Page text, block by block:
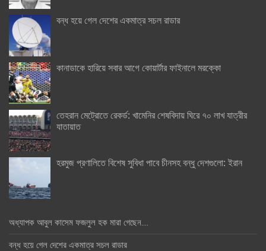
বন্ধ হয়ে গেল দেশের একমাত্র সচল রাডার
কানাডাকে হারিয়ে সবার আগে কোয়ার্টার ফাইনালে মরক্কো
তেহরান মেট্রোতে রেকর্ড: খামেনির শেষবিদায় ঘিরে ৭০ লাখ যাত্রীর
যাতায়াত
হরমুজ প্রণালিতে বিশেষ সুবিধা পাবে চীনসহ বন্ধু দেশগুলো: ইরান
অধ্যাপক আবুল কাসেম ফজলুল হক মারা গেছেন….
বন্ধ হয়ে গেল দেশের একমাত্র সচল রাডার